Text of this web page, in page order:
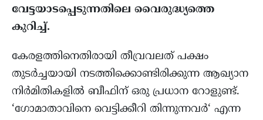
വേട്ടയാടപ്പെടുന്നതിലെ വൈരുദ്ധ്യത്തെ
കുറിച്ച്.
കേരളത്തിനെതിരായി തീവ്രവലത് പക്ഷം
തുടർച്ചയായി നടത്തിക്കൊണ്ടിരിക്കുന്ന ആഖ്യാന
നിർമിതികളിൽ ബീഫിന് ഒരു പ്രധാന റോളുണ്ട്.
‘ഗോമാതാവിനെ വെട്ടിക്കീറി തിന്നുന്നവർ‘ എന്ന